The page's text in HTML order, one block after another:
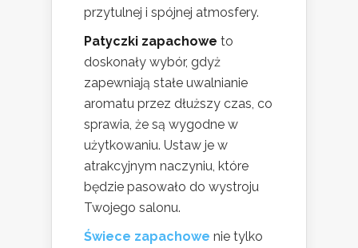
przytulnej i spójnej atmosfery.
Patyczki zapachowe to
doskonały wybór, gdyż
zapewniają stałe uwalnianie
aromatu przez dłuższy czas, co
sprawia, że są wygodne w
użytkowaniu. Ustaw je w
atrakcyjnym naczyniu, które
będzie pasowało do wystroju
Twojego salonu.
Świece zapachowe nie tylko